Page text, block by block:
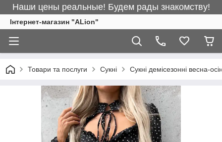
Наши цены реальные! Будем рады знакомству!
Інтернет-магазин "ALіon"
Товари та послуги Сукні Сукні демісезонні весна-